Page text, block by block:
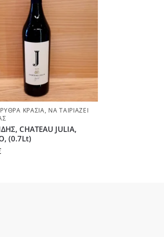
ΚΡΑΣΙΆ
ΝΑ ΤΑΙΡΙΆΖΕΙ
CHATEAU JULIA,
(0.7Lt)